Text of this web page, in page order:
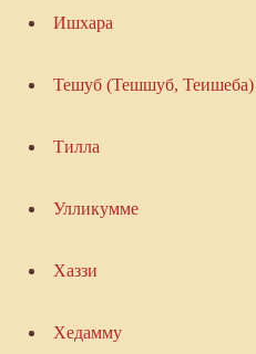
Ишхара
Тешуб (Тешшуб, Теишеба)
Тилла
Улликумме
Хаззи
Хедамму